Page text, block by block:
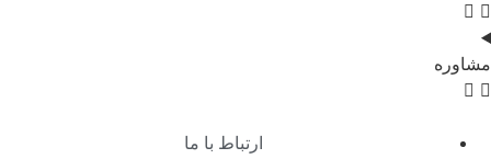
مشاوره
ارتباط با ما